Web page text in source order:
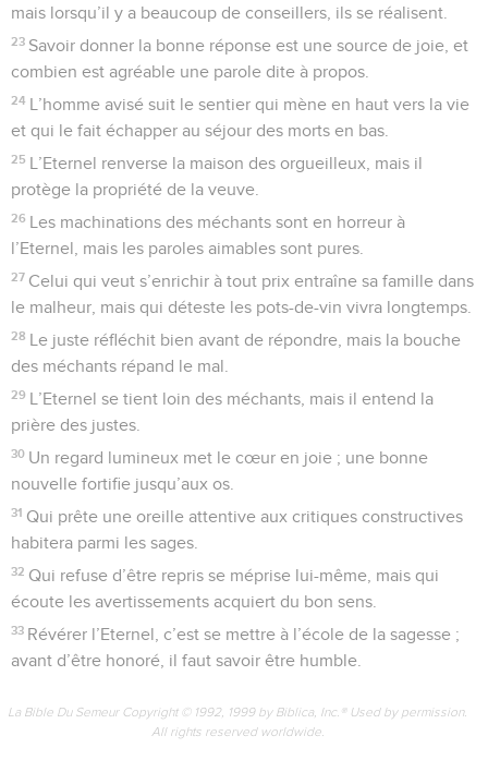
mais lorsqu’il y a beaucoup de conseillers, ils se réalisent.
23 Savoir donner la bonne réponse est une source de joie, et
combien est agréable une parole dite à propos.
24 L’homme avisé suit le sentier qui mène en haut vers la vie
et qui le fait échapper au séjour des morts en bas.
25 L’Eternel renverse la maison des orgueilleux, mais il
protège la propriété de la veuve.
26 Les machinations des méchants sont en horreur à
l’Eternel, mais les paroles aimables sont pures.
27 Celui qui veut s’enrichir à tout prix entraîne sa famille dans
le malheur, mais qui déteste les pots-de-vin vivra longtemps.
28 Le juste réfléchit bien avant de répondre, mais la bouche
des méchants répand le mal.
29 L’Eternel se tient loin des méchants, mais il entend la
prière des justes.
30 Un regard lumineux met le cœur en joie ; une bonne
nouvelle fortifie jusqu’aux os.
31 Qui prête une oreille attentive aux critiques constructives
habitera parmi les sages.
32 Qui refuse d’être repris se méprise lui-même, mais qui
écoute les avertissements acquiert du bon sens.
33 Révérer l’Eternel, c’est se mettre à l’école de la sagesse ;
avant d’être honoré, il faut savoir être humble.
La Bible Du Semeur Copyright © 1992, 1999 by Biblica, Inc.® Used by permission.
All rights reserved worldwide.